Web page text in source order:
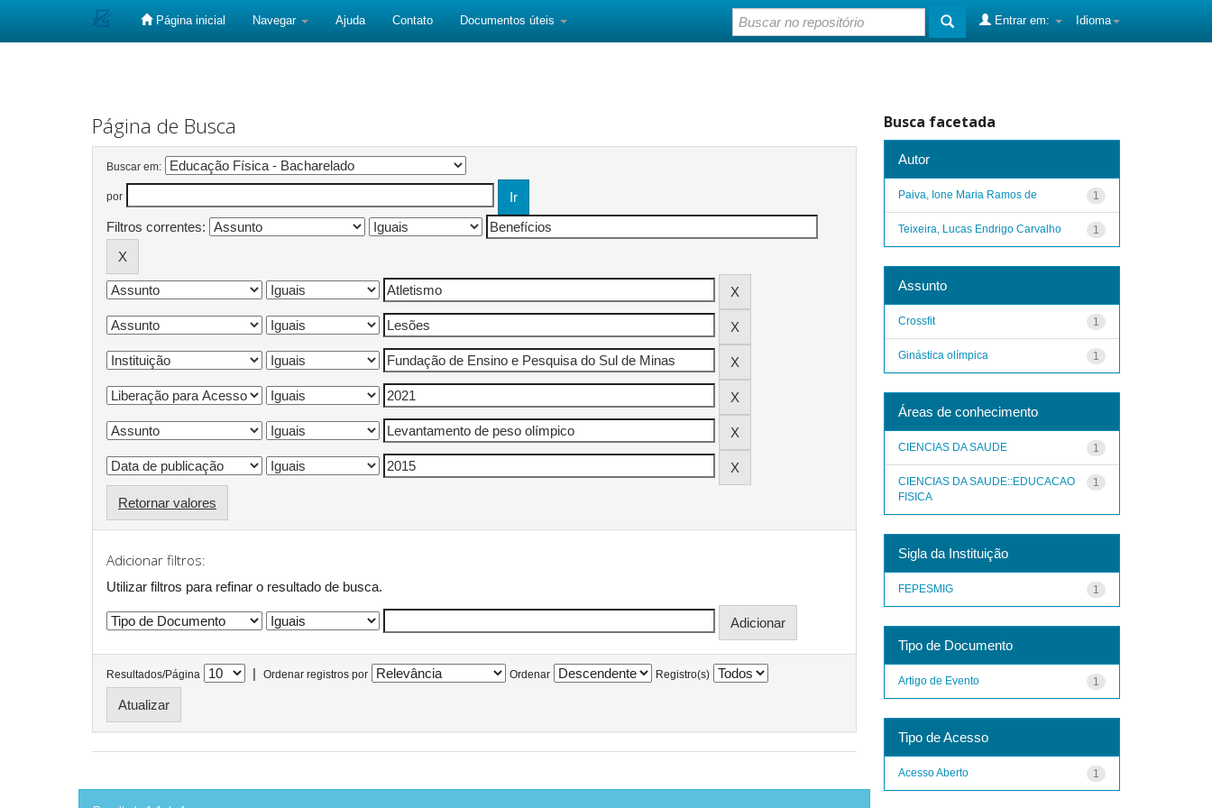
Página inicial Navegar Ajuda Contato Documentos úteis Idioma
Entrar em:
Página de Busca
Buscar em:
por
Filtros correntes:
Retornar valores
Adicionar filtros:
Utilizar filtros para refinar o resultado de busca.
Resultados/Página | Ordenar registros por Ordenar Registro(s)
Busca facetada
Autor
1
Paiva, Ione Maria Ramos de
1
Teixeira, Lucas Endrigo Carvalho
Assunto
1
Crossfit
1
Ginástica olímpica
Áreas de conhecimento
1
CIENCIAS DA SAUDE
1
CIENCIAS DA SAUDE::EDUCACAO
FISICA
Sigla da Instituição
1
FEPESMIG
Tipo de Documento
1
Artigo de Evento
Tipo de Acesso
1
Acesso Aberto